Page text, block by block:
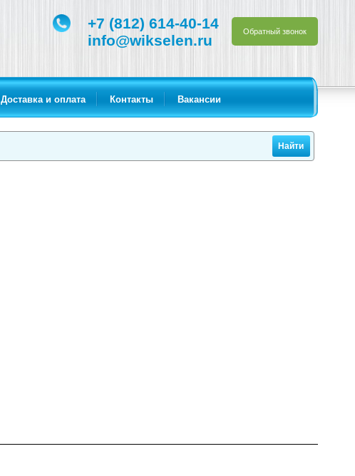
+7 (812) 614-40-14
info@wikselen.ru
Обратный звонок
Доставка и оплата Контакты Вакансии